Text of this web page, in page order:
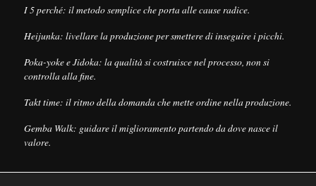
I 5 perché: il metodo semplice che porta alle cause radice.
Heijunka: livellare la produzione per smettere di inseguire i picchi.
Poka-yoke e Jidoka: la qualità si costruisce nel processo, non si
controlla alla fine.
Takt time: il ritmo della domanda che mette ordine nella produzione.
Gemba Walk: guidare il miglioramento partendo da dove nasce il
valore.